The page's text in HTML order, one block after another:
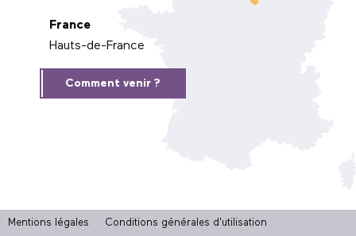
France
Hauts-de-France
Comment venir ?
Mentions légales Conditions générales d'utilisation